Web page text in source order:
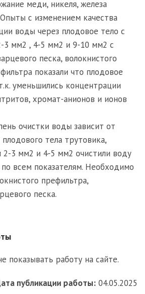
меди, никеля, железа
с изменением качества
воды через плодовое тело с
3 мм2 , 4-5 мм2 и 9-10 мм2 с
песка, волокнистого
показали что плодовое
уменьшились концентрации
хромат-анионов и ионов
очистки воды зависит от
тела трутовика,
3 мм2 и 4-5 мм2 очистили воду
всем показателям. Необходимо
префильтра,
песка.
показывать работу на сайте.
публикации работы: 04.05.2025